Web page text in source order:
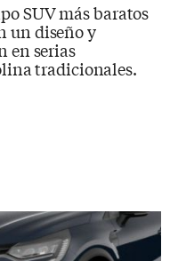
SUV más baratos
un diseño y
en serias
tradicionales.